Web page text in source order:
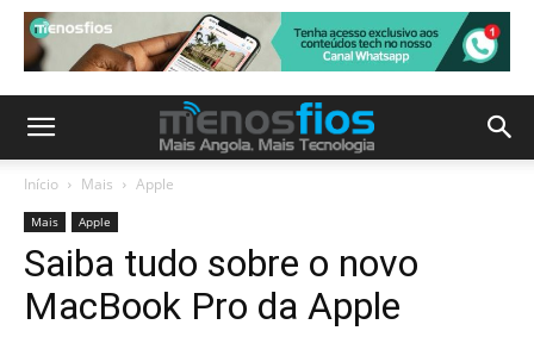
Início Mais Apple
Mais Apple
Saiba tudo sobre o novo
MacBook Pro da Apple